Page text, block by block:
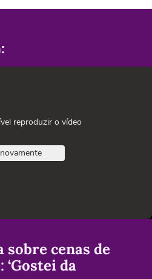
reproduzir o vídeo
sobre cenas de
da